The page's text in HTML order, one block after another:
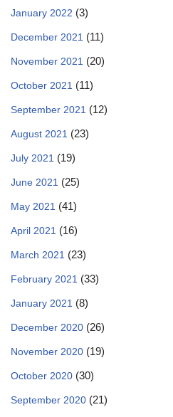
January 2022 (3)
December 2021 (11)
November 2021 (20)
October 2021 (11)
September 2021 (12)
August 2021 (23)
July 2021 (19)
June 2021 (25)
May 2021 (41)
April 2021 (16)
March 2021 (23)
February 2021 (33)
January 2021 (8)
December 2020 (26)
November 2020 (19)
October 2020 (30)
September 2020 (21)